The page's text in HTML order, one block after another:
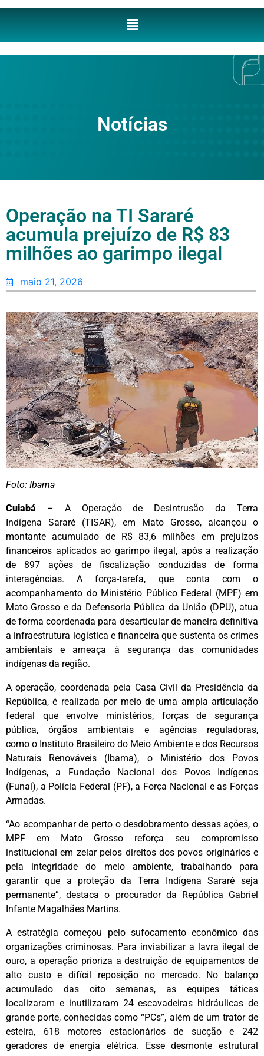
Notícias
Operação na TI Sararé
acumula prejuízo de R$ 83
milhões ao garimpo ilegal
maio 21, 2026
Foto: Ibama
Cuiabá – A Operação de Desintrusão da Terra
Indígena Sararé (TISAR), em Mato Grosso, alcançou o
montante acumulado de R$ 83,6 milhões em prejuízos
financeiros aplicados ao garimpo ilegal, após a realização
de 897 ações de fiscalização conduzidas de forma
interagências. A força-tarefa, que conta com o
acompanhamento do Ministério Público Federal (MPF) em
Mato Grosso e da Defensoria Pública da União (DPU), atua
de forma coordenada para desarticular de maneira definitiva
a infraestrutura logística e financeira que sustenta os crimes
ambientais e ameaça à segurança das comunidades
indígenas da região.
A operação, coordenada pela Casa Civil da Presidência da
República, é realizada por meio de uma ampla articulação
federal que envolve ministérios, forças de segurança
pública, órgãos ambientais e agências reguladoras,
como o Instituto Brasileiro do Meio Ambiente e dos Recursos
Naturais Renováveis (Ibama), o Ministério dos Povos
Indígenas, a Fundação Nacional dos Povos Indígenas
(Funai), a Polícia Federal (PF), a Força Nacional e as Forças
Armadas.
“Ao acompanhar de perto o desdobramento dessas ações, o
MPF em Mato Grosso reforça seu compromisso
institucional em zelar pelos direitos dos povos originários e
pela integridade do meio ambiente, trabalhando para
garantir que a proteção da Terra Indígena Sararé seja
permanente”, destaca o procurador da República Gabriel
Infante Magalhães Martins.
A estratégia começou pelo sufocamento econômico das
organizações criminosas. Para inviabilizar a lavra ilegal de
ouro, a operação prioriza a destruição de equipamentos de
alto custo e difícil reposição no mercado. No balanço
acumulado das oito semanas, as equipes táticas
localizaram e inutilizaram 24 escavadeiras hidráulicas de
grande porte, conhecidas como “PCs”, além de um trator de
esteira, 618 motores estacionários de sucção e 242
geradores de energia elétrica. Esse desmonte estrutural